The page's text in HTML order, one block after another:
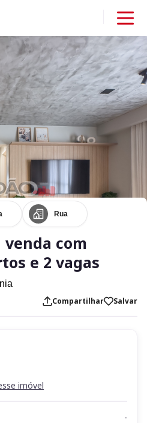
Rua
com
e 2 vagas
Compartilhar Salvar
imóvel
-